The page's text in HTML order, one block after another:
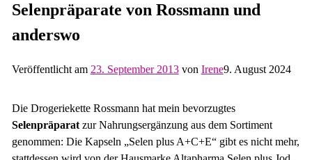
Selenpräparate von Rossmann und
anderswo
Veröffentlicht am 23. September 2013 von Irene9. August 2024
Die Drogeriekette Rossmann hat mein bevorzugtes
Selenpräparatzur Nahrungsergänzung aus dem Sortiment
genommen: Die Kapseln „Selen plus A+C+E“ gibt es nicht mehr,